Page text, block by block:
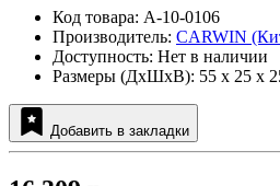
Код товара: A-10-0106
Производитель: CARWIN
Доступность: Нет в наличии
Размеры (ДxШxВ): 55 x 25 x
Добавить в закладки